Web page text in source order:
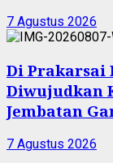
7 Agustus 2026
Di Prakarsai
Diwujudkan
Jembatan
7 Agustus 2026